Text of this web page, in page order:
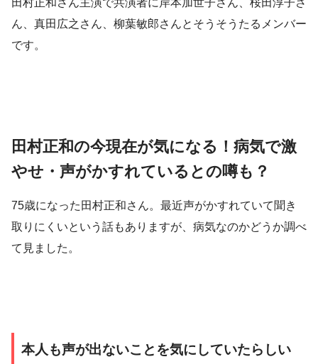
田村正和さん主演で共演者に岸本加世子さん、桜田淳子さ
ん、真田広之さん、柳葉敏郎さんとそうそうたるメンバー
です。
田村正和の今現在が気になる！病気で激
やせ・声がかすれているとの噂も？
75歳になった田村正和さん。最近声がかすれていて聞き
取りにくいという話もありますが、病気なのかどうか調べ
て見ました。
本人も声が出ないことを気にしていたらしい